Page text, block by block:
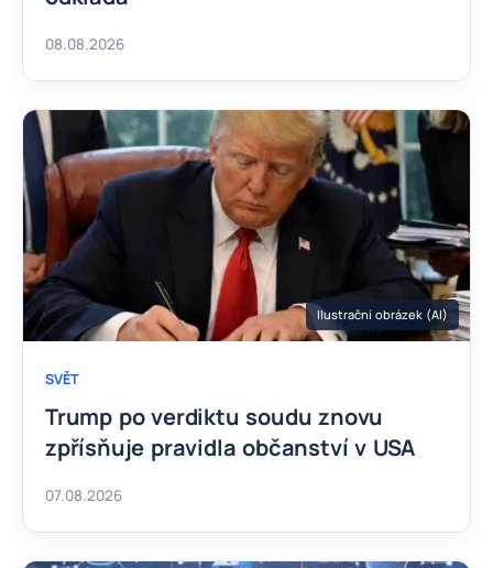
08.08.2026
Ilustrační obrázek (AI)
SVĚT
Trump po verdiktu soudu znovu
zpřísňuje pravidla občanství v USA
07.08.2026